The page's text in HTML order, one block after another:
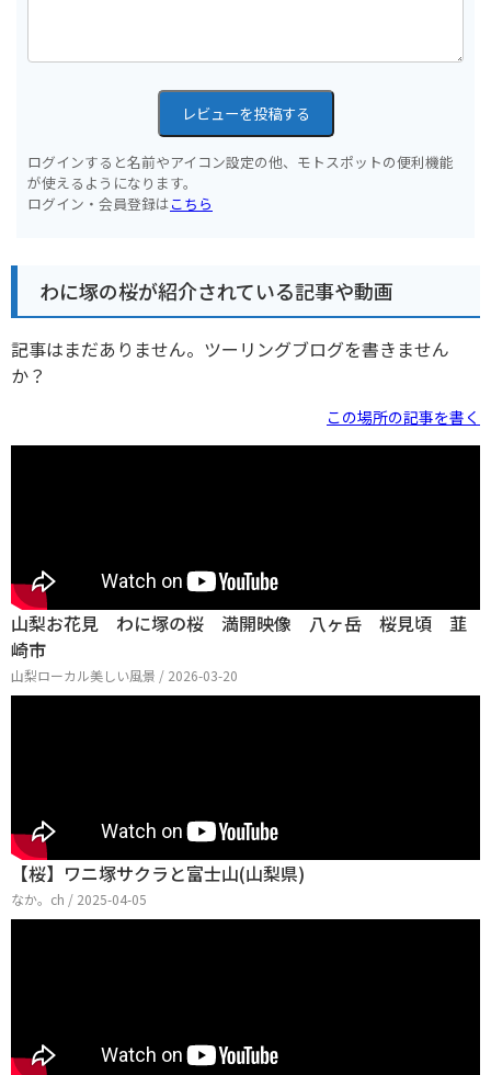
レビューを投稿する
ログインすると名前やアイコン設定の他、モトスポットの便利機能
が使えるようになります。
ログイン・会員登録はこちら
わに塚の桜が紹介されている記事や動画
記事はまだありません。ツーリングブログを書きません
か？
この場所の記事を書く
山梨お花見 わに塚の桜 満開映像 八ヶ岳 桜見頃 韮
崎市
山梨ローカル美しい風景 / 2026-03-20
【桜】ワニ塚サクラと富士山(山梨県)
なか。ch / 2025-04-05